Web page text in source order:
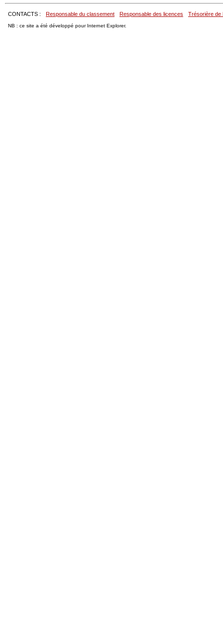
CONTACTS : Responsable du classement Responsable des licences Trésorière de
NB : ce site a été développé pour Internet Explorer.